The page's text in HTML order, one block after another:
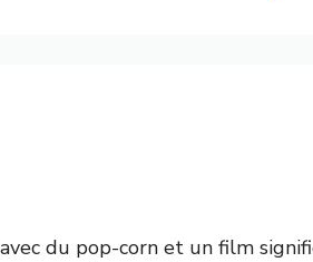
du pop-corn et un film